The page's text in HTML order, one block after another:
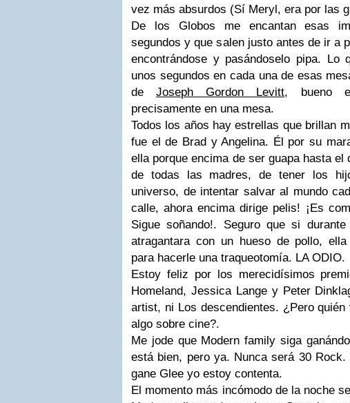
vez más absurdos (Sí Meryl, era por las
De los Globos me encantan esas
segundos y que salen justo antes de ir a
encontrándose y pasándoselo pipa. Lo
unos segundos en cada una de esas
deJoseph Gordon Levitt, bueno
precisamente en una mesa.
Todos los años hay estrellas que brillan
fue el de BradyAngelina. Él por su
ella porque encima de ser guapa hasta el
de todas las madres, de tener los
universo, de intentar salvar al mundo
calle, ahora encima dirige pelis! ¡Es
Sigue soñando!. Seguro que si
atragantara con un hueso de pollo,
para hacerle una traqueotomía. LA ODIO.
Estoy feliz por los merecidísimos
Homeland, Jessica Langey Peter
artist, ni Los descendientes. ¿Pero
algo sobre cine?.
Me jode que Modern family siga
está bien, pero ya. Nunca será 30 Rock.
gane Glee yo estoy contenta.
El momento más incómodo de la noche